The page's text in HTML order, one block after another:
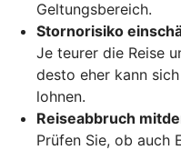
Geltungsbereich.
Stornorisiko
Je teurer die Reise
desto eher kann
lohnen.
Reiseabbruch
Prüfen Sie, ob auch